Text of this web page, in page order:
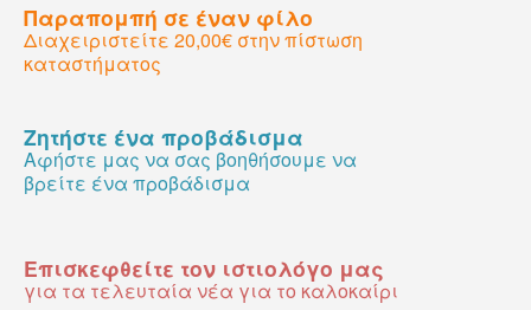
Παραπομπή σε έναν φίλο
Διαχειριστείτε 20,00€ στην πίστωση
καταστήματος
Ζητήστε ένα προβάδισμα
Αφήστε μας να σας βοηθήσουμε να
βρείτε ένα προβάδισμα
Επισκεφθείτε τον ιστιολόγο μας
για τα τελευταία νέα για το καλοκαίρι